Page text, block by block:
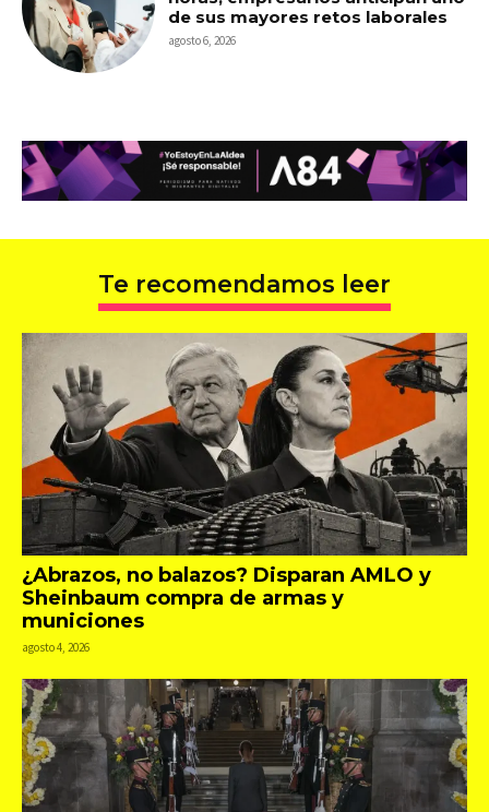
de sus mayores retos laborales
agosto 6, 2026
Te recomendamos leer
¿Abrazos, no balazos? Disparan AMLO y
Sheinbaum compra de armas y
municiones
agosto 4, 2026